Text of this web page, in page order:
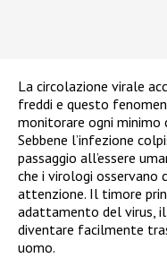
La circolazione virale
freddi e questo
monitorare ogni minimo
Sebbene l’infezione
passaggio all’essere
che i virologi osservano
attenzione. Il timore
adattamento del virus,
diventare facilmente
uomo.